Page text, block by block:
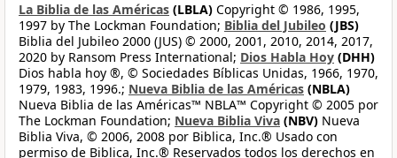
La Biblia de las Américas (LBLA) Copyright © 1986, 1995,
1997 by The Lockman Foundation; Biblia del Jubileo (JBS)
Biblia del Jubileo 2000 (JUS) © 2000, 2001, 2010, 2014, 2017,
2020 by Ransom Press International; Dios Habla Hoy (DHH)
Dios habla hoy ®, © Sociedades Bíblicas Unidas, 1966, 1970,
1979, 1983, 1996.; Nueva Biblia de las Américas (NBLA)
Nueva Biblia de las Américas™ NBLA™ Copyright © 2005 por
The Lockman Foundation; Nueva Biblia Viva (NBV) Nueva
Biblia Viva, © 2006, 2008 por Biblica, Inc.® Usado con
permiso de Biblica, Inc.® Reservados todos los derechos en